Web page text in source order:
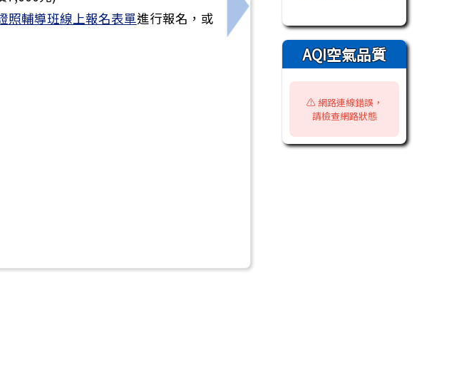
電工程學系「115年AI 智慧機器人夏令營」相關訊息
照輔導班線上報名表單進行報名，或
下一筆：『高中營隊』中興大學115年
AQI空氣品質
⚠️ 網路連線錯誤，
請檢查網路狀態